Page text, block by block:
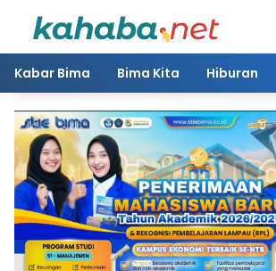
Kabar Bima Bima Kita Hiburan